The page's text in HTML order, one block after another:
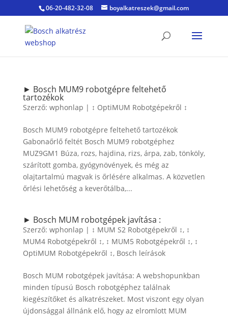
06-20-482-32-08 boyalkatreszek@gmail.com
► Bosch MUM9 robotgépre feltehető
tartozékok
Szerző: wphonlap | ↕ OptiMUM Robotgépekről ↕
Bosch MUM9 robotgépre feltehető tartozékok
Gabonaőrlő feltét Bosch MUM9 robotgéphez
MUZ9GM1 Búza, rozs, hajdina, rizs, árpa, zab, tönköly,
szárított gomba, gyógynövények, és még az
olajtartalmú magvak is őrlésére alkalmas. A közvetlen
őrlési lehetőség a keverőtálba,...
► Bosch MUM robotgépek javítása :
Szerző: wphonlap | ↕ MUM S2 Robotgépekről ↕, ↕
MUM4 Robotgépekről ↕, ↕ MUM5 Robotgépekről ↕, ↕
OptiMUM Robotgépekről ↕, Bosch leírások
Bosch MUM robotgépek javítása: A webshopunkban
minden típusú Bosch robotgéphez találnak
kiegészítőket és alkatrészeket. Most viszont egy olyan
újdonsággal állnánk elő, hogy az elromlott MUM